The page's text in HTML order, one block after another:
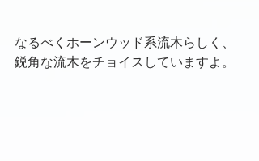
なるべくホーンウッド系流木らしく、
鋭角な流木をチョイスしていますよ。